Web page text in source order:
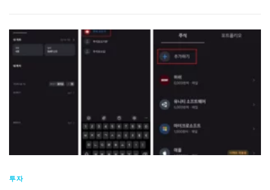
투자